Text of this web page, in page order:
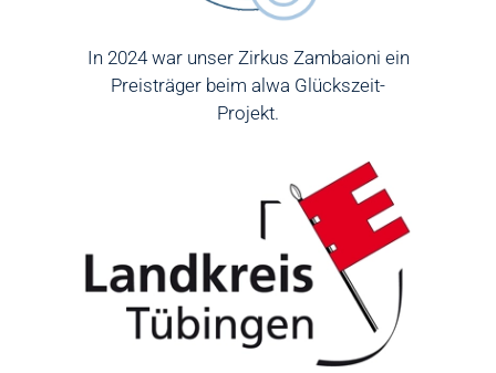
In 2024 war unser Zirkus Zambaioni ein
Preisträger beim alwa Glückszeit-
Projekt.